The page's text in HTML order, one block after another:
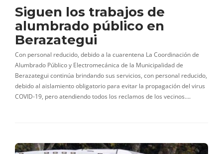
Siguen los trabajos de
alumbrado público en
Berazategui
Con personal reducido, debido a la cuarentena La Coordinación de
Alumbrado Público y Electromecánica de la Municipalidad de
Berazategui continúa brindando sus servicios, con personal reducido,
debido al aislamiento obligatorio para evitar la propagación del virus
COVID-19, pero atendiendo todos los reclamos de los vecinos….